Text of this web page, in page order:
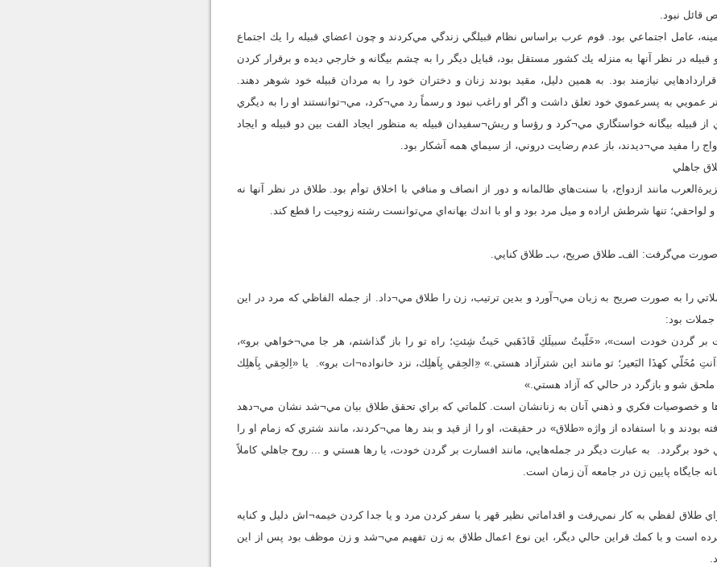
نبود.
عامل اجتماعي بود. قوم عرب براساس نظام قبيلگي زندگي مي‌كردند و چون اعضاي قبيله را يك اجتماع
در نظر آنها به منزله يك كشور مستقل بود، قبايل ديگر را به چشم بيگانه و خارجي ديده و برقرار كردن
نيازمند بود. به همين دليل، مقيد بودند زنان و دختران خود را به مردان قبيله خود شوهر دهند.
عمويي به پسرعموي خود تعلق داشت و اگر او راغب نبود و رسماً رد مي¬كرد، مي¬توانستند او را به ديگري
قبيله بيگانه خواستگاري مي¬كرد و رؤسا و ريش¬سفيدان قبيله به منظور ايجاد الفت بين دو قبيله و ايجاد
را مفيد مي¬ديدند، باز عدم رضايت دروني، از سيماي همه آشكار بود.
جاهلي
مانند ازدواج، با سنت‌هاي ظالمانه و دور از انصاف و منافي با اخلاق توأم بود. طلاق در نظر آنها نه
تنها شرطش اراده و ميل مرد بود و او با اندك بهانه‌اي مي‌توانست رشته زوجيت را قطع كند.
مي‌گرفت: الف‌ـ طلاق صريح، ب‌ـ طلاق كنايي.
را به صورت صريح به زبان مي¬آورد و بدين ترتيب، زن را طلاق مي¬داد. از جمله الفاظي كه مرد در اين
جملات بود:
بر گردن خودت است»، «خَلّيتُ سبيلَكِ فَاذَهَبي حَيثُ شِئتِ؛ راه تو را باز گذاشتم، هر جا مي¬خواهي برو»،
مُخَلّي كهذَا البَعير؛ تو مانند اين شترآزاد هستي.» «ِالحِقي بِاَهلِك، نزد خانواده¬ات برو». يا «اِلحِقي بِاَهلِك
ملحق شو و بازگرد در حالي كه آزاد هستي.»
و خصوصيات فكري و ذهني آنان به زنانشان است. كلماتي كه براي تحقق طلاق بيان مي¬شد نشان مي¬دهد
بودند و با استفاده از واژه «طلاق» در حقيقت، او را از قيد و بند رها مي¬كردند، مانند شتري كه زمام او را
خود برگردد. به عبارت ديگر در جمله‌هايي، مانند افسارت بر گردن خودت، يا رها هستي و ... روح جاهلي كاملاً
جايگاه پايين زن در جامعه آن زمان است.
طلاق لفظي به كار نمي‌رفت و اقداماتي نظير قهر يا سفر كردن مرد و يا جدا كردن خيمه¬اش دليل و كنايه
است و با كمك قراين حالي ديگر، اين نوع اعمال طلاق به زن تفهيم مي¬شد و زن موظف بود پس از اين